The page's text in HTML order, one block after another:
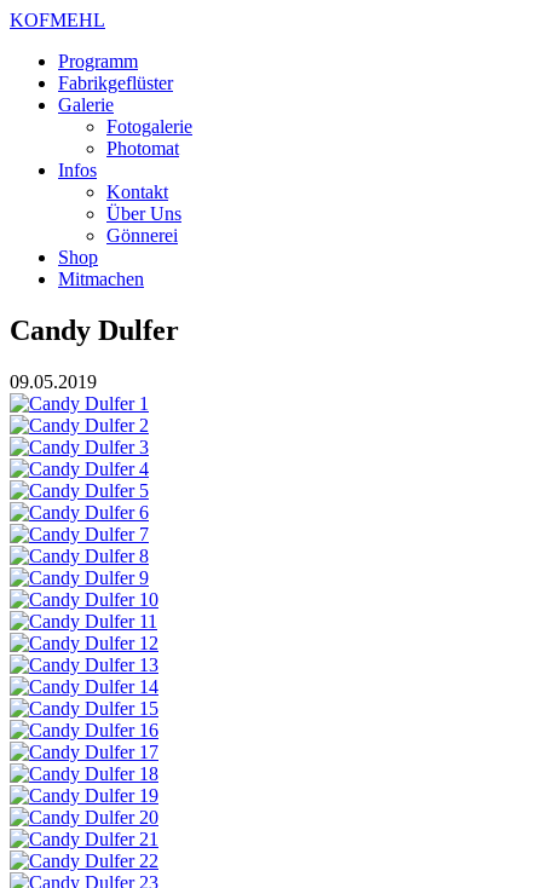
KOFMEHL
Programm
Fabrikgeflüster
Galerie
Fotogalerie
Photomat
Infos
Kontakt
Über Uns
Gönnerei
Shop
Mitmachen
Candy Dulfer
09.05.2019